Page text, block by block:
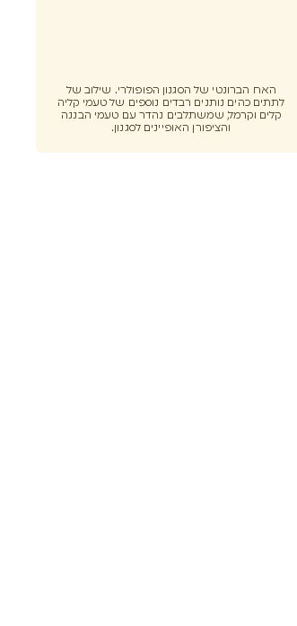
האח הברונטי של הסגנון הפופולרי. שילוב של
לתתים כהים נותנים רבדים נוספים של טעמי קליה
קלים וקרמל, שמשתלבים נהדר עם טעמי הבננה
והציפורן האופיינים לסגנון.